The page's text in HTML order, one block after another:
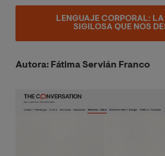
LENGUAJE CORPORAL: LA
SIGILOSA QUE NOS
Autora: Fátima Servián Franco